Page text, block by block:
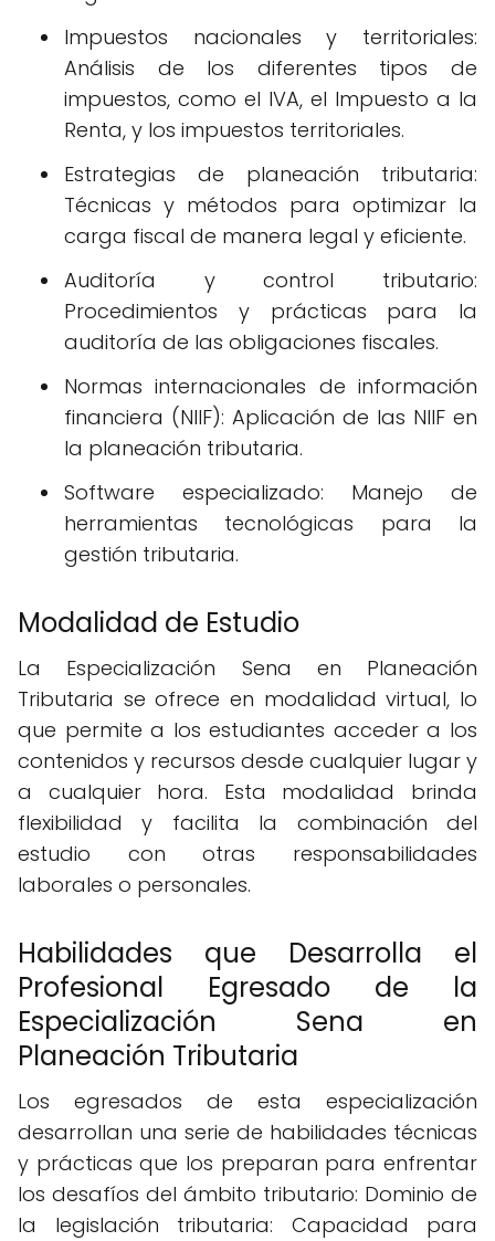
Impuestos nacionales y territoriales:
Análisis de los diferentes tipos de
impuestos, como el IVA, el Impuesto a la
Renta, y los impuestos territoriales.
Estrategias de planeación tributaria:
Técnicas y métodos para optimizar la
carga fiscal de manera legal y eficiente.
Auditoría y control tributario:
Procedimientos y prácticas para la
auditoría de las obligaciones fiscales.
Normas internacionales de información
financiera (NIIF): Aplicación de las NIIF en
la planeación tributaria.
Software especializado: Manejo de
herramientas tecnológicas para la
gestión tributaria.
Modalidad de Estudio
La Especialización Sena en Planeación
Tributaria se ofrece en modalidad virtual, lo
que permite a los estudiantes acceder a los
contenidos y recursos desde cualquier lugar y
a cualquier hora. Esta modalidad brinda
flexibilidad y facilita la combinación del
estudio con otras responsabilidades
laborales o personales.
Habilidades que Desarrolla el
Profesional Egresado de la
Especialización Sena en
Planeación Tributaria
Los egresados de esta especialización
desarrollan una serie de habilidades técnicas
y prácticas que los preparan para enfrentar
los desafíos del ámbito tributario: Dominio de
la legislación tributaria: Capacidad para